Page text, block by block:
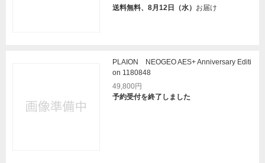
送料無料、8月12日（水） お届け
PLAION NEOGEO AES+ Anniversary Editi
on 1180848
49,800円
予約受付を終了しました